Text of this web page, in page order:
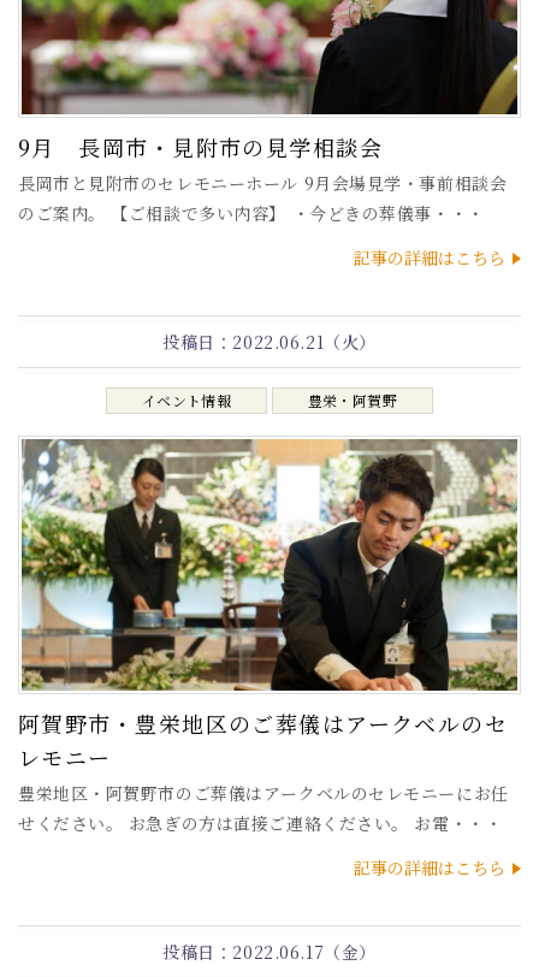
9月 長岡市・見附市の見学相談会
長岡市と見附市のセレモニーホール 9月会場見学・事前相談会
のご案内。 【ご相談で多い内容】 ・今どきの葬儀事・・・
記事の詳細はこちら
イベント情報 豊栄・阿賀野
投稿日： 2022.06.21（火）
阿賀野市・豊栄地区のご葬儀はアークベルのセ
レモニー
豊栄地区・阿賀野市のご葬儀はアークベルのセレモニーにお任
せください。 お急ぎの方は直接ご連絡ください。 お電・・・
記事の詳細はこちら
投稿日： 2022.06.17（金）